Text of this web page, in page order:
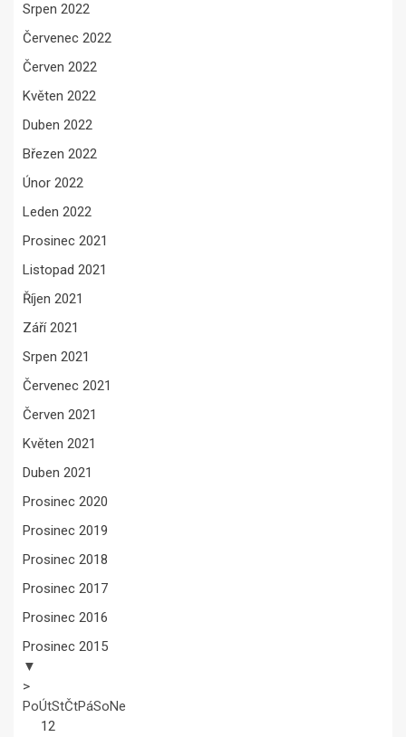
Srpen 2022
Červenec 2022
Červen 2022
Květen 2022
Duben 2022
Březen 2022
Únor 2022
Leden 2022
Prosinec 2021
Listopad 2021
Říjen 2021
Září 2021
Srpen 2021
Červenec 2021
Červen 2021
Květen 2021
Duben 2021
Prosinec 2020
Prosinec 2019
Prosinec 2018
Prosinec 2017
Prosinec 2016
Prosinec 2015
▼
>
PoÚtStČtPáSoNe
12